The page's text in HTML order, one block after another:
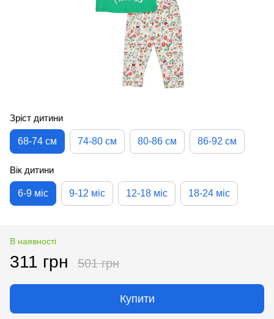
Зріст дитини
68-74 см 74-80 см 80-86 см 86-92 см
Вік дитини
6-9 міс 9-12 міс 12-18 міс 18-24 міс
В наявності
311 грн 501 грн
Купити